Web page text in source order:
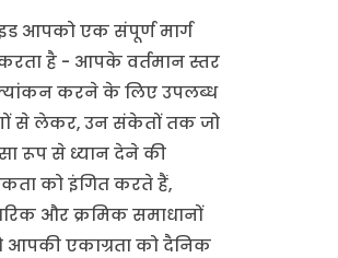
आपको एक संपूर्ण मार्ग
करता है - आपके वर्तमान स्तर
करने के लिए उपलब्ध
से लेकर, उन संकेतों तक जो
रूप से ध्यान देने की
को इंगित करते हैं,
और क्रमिक समाधानों
आपकी एकाग्रता को दैनिक